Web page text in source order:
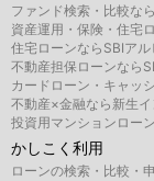
ファンド検索・比較な
資産運用・保険・住宅
住宅ローンならSBIアル
不動産担保ローンなら
カードローン・キャッ
不動産×金融なら新生
投資用マンションロー
かしこく利用
ローンの検索・比較・